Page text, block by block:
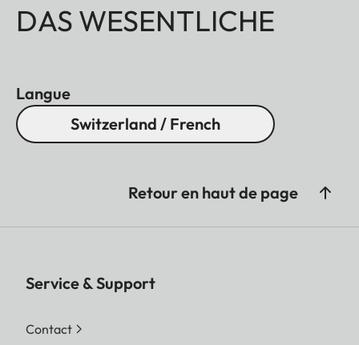
DAS WESENTLICHE
Langue
Switzerland / French
Retour en haut de page
Service & Support
Contact